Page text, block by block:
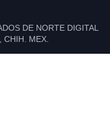
DE NORTE DIGITAL
MEX.